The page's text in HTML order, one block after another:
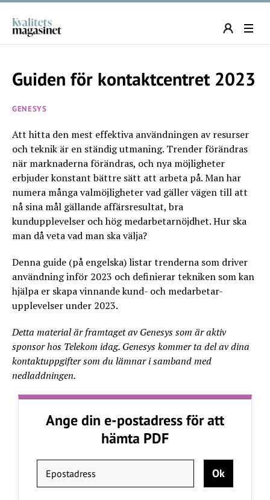
Guiden för kontaktcentret 2023
GENESYS
Att hitta den mest effektiva användningen av resurser
och teknik är en ständig utmaning. Trender förändras
när marknaderna förändras, och nya möjligheter
erbjuder konstant bättre sätt att arbeta på. Man har
numera många valmöjligheter vad gäller vägen till att
nå sina mål gällande affärsresultat, bra
kundupplevelser och hög medarbetarnöjdhet. Hur ska
man då veta vad man ska välja?
Denna guide (på engelska) listar trenderna som driver
användning inför 2023 och definierar tekniken som kan
hjälpa er skapa vinnande kund- och medarbetar-
upplevelser under 2023.
Detta material är framtaget av Genesys som är aktiv
sponsor hos Telekom idag. Genesys kommer ta del av dina
kontaktuppgifter som du lämnar i samband med
nedladdningen.
Ange din e-postadress för att
hämta PDF